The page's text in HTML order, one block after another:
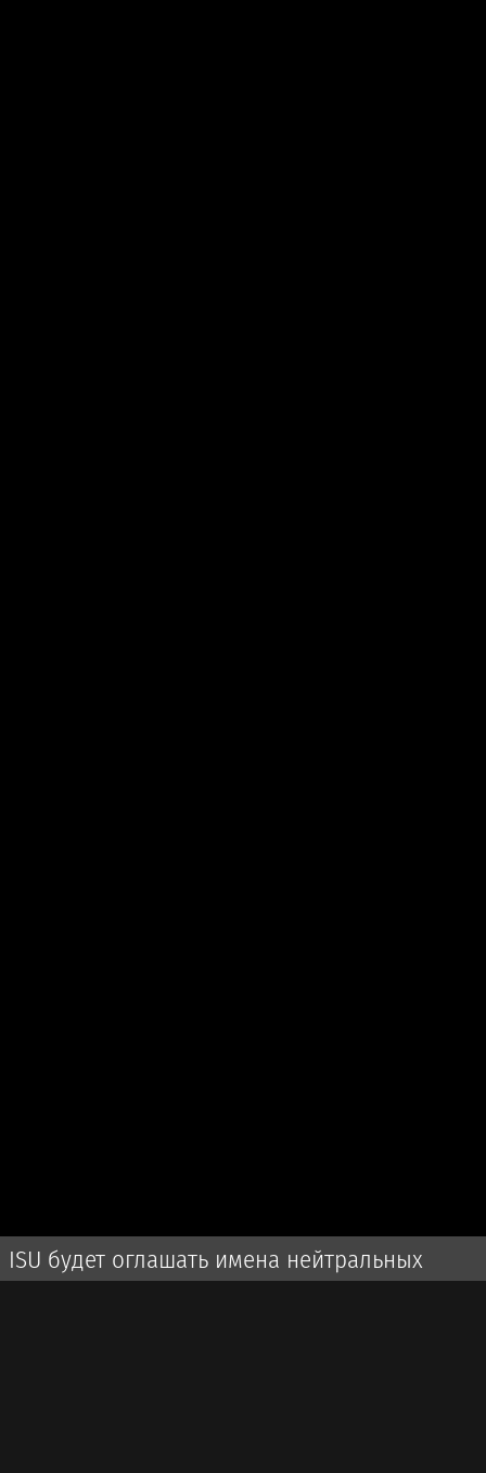
ISU будет оглашать имена нейтральных